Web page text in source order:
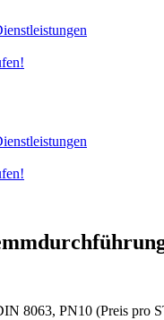
8063, PN10 (Preis pro